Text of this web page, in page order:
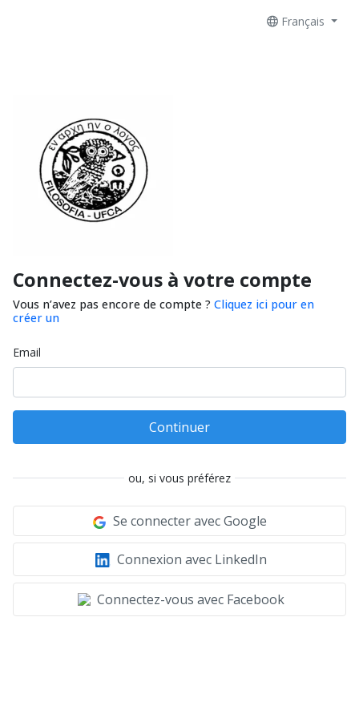
Français
Connectez-vous à votre compte
Vous n’avez pas encore de compte ? Cliquez ici pour en
créer un
Email
Continuer
ou, si vous préférez
Se connecter avec Google
Connexion avec LinkedIn
Connectez-vous avec Facebook